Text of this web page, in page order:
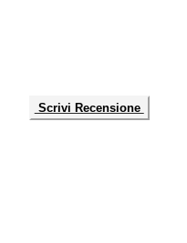
Scrivi Recensione